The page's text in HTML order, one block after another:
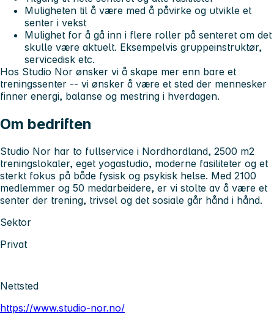
Muligheten til å være med å påvirke og utvikle et
senter i vekst
Mulighet for å gå inn i flere roller på senteret om det
skulle være aktuelt. Eksempelvis gruppeinstruktør,
servicedisk etc.
Hos Studio Nor ønsker vi å skape mer enn bare et
treningssenter -- vi ønsker å være et sted der mennesker
finner energi, balanse og mestring i hverdagen.
Om bedriften
Studio Nor har to fullservice i Nordhordland, 2500 m2
treningslokaler, eget yogastudio, moderne fasiliteter og et
sterkt fokus på både fysisk og psykisk helse. Med 2100
medlemmer og 50 medarbeidere, er vi stolte av å være et
senter der trening, trivsel og det sosiale går hånd i hånd.
Sektor
Privat
Nettsted
https://www.studio-nor.no/